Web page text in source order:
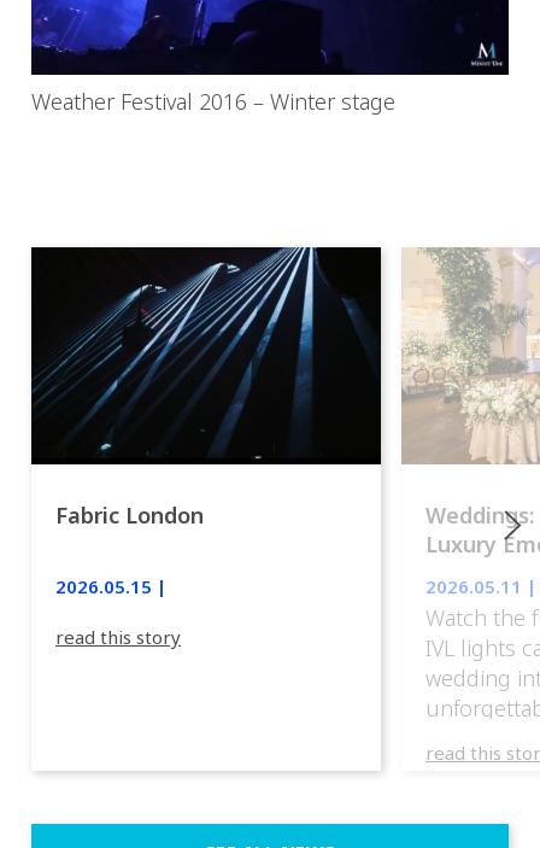
Weather Festival 2016 – Winter stage
Fabric London
2026.05.15 |
read this story
Luxury
2026.05.11 |
Watch the
IVL lights
wedding
weddings
execution.
read this